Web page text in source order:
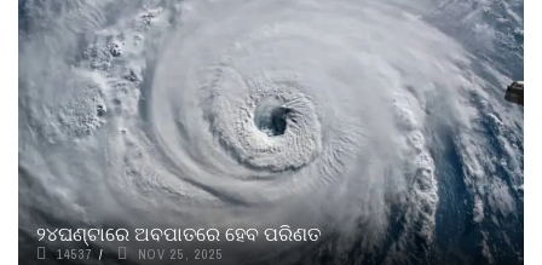
୨୪ଘଣ୍ଟାରେ ଅବପାତରେ ହେବ ପରିଣତ
14537 NOV 25, 2025